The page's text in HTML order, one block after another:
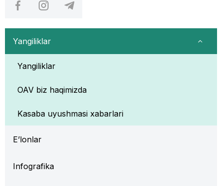
Yangiliklar
Yangiliklar
OAV biz haqimizda
Kasaba uyushmasi xabarlari
E’lonlar
Infografika